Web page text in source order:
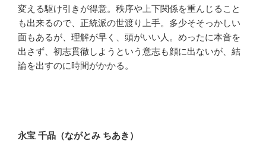
変える駆け引きが得意。秩序や上下関係を重んじること
も出来るので、正統派の世渡り上手。多少そそっかしい
面もあるが、理解が早く、頭がいい人。めったに本音を
出さず、初志貫徹しようという意志も顔に出ないが、結
論を出すのに時間がかかる。
永宝 千晶（ながとみ ちあき）